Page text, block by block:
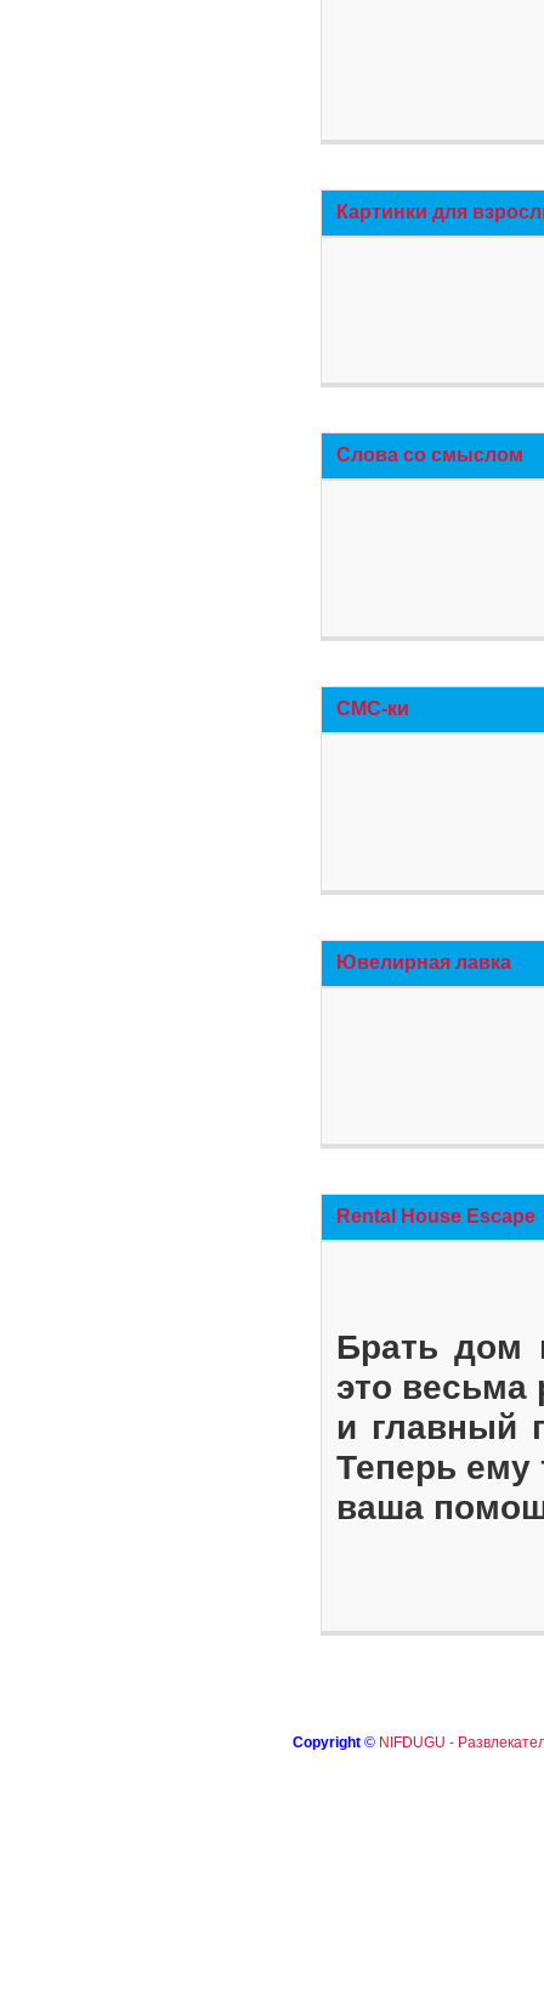
Картинки для
Слова со смыслом
СМС-ки
Ювелирная лавка
Rental House Escape
Брать дом
это весьма
и главный
Теперь ему
ваша
Copyright © NIFDUGU -